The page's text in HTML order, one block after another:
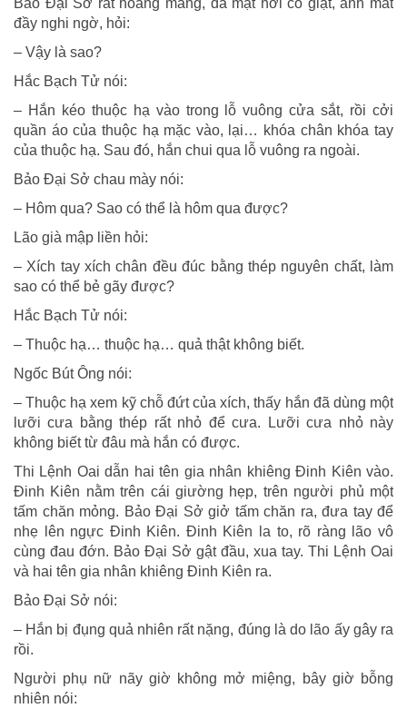
đầy nghi ngờ, hỏi:
– Vậy là sao?
Hắc Bạch Tử nói:
– Hắn kéo thuộc hạ vào trong lỗ vuông cửa sắt, rồi cởi
quần áo của thuộc hạ mặc vào, lại… khóa chân khóa tay
của thuộc hạ. Sau đó, hắn chui qua lỗ vuông ra ngoài.
Bảo Đại Sở chau mày nói:
– Hôm qua? Sao có thể là hôm qua được?
Lão già mập liền hỏi:
– Xích tay xích chân đều đúc bằng thép nguyên chất, làm
sao có thể bẻ gãy được?
Hắc Bạch Tử nói:
– Thuộc hạ… thuộc hạ… quả thật không biết.
Ngốc Bút Ông nói:
– Thuộc hạ xem kỹ chỗ đứt của xích, thấy hắn đã dùng một
lưỡi cưa bằng thép rất nhỏ để cưa. Lưỡi cưa nhỏ này
không biết từ đâu mà hắn có được.
Thi Lệnh Oai dẫn hai tên gia nhân khiêng Đinh Kiên vào.
Đinh Kiên nằm trên cái giường hẹp, trên người phủ một
tấm chăn mỏng. Bảo Đại Sở giở tấm chăn ra, đưa tay để
nhẹ lên ngực Đinh Kiên. Đinh Kiên la to, rõ ràng lão vô
cùng đau đớn. Bảo Đại Sở gật đầu, xua tay. Thi Lệnh Oai
và hai tên gia nhân khiêng Đinh Kiên ra.
Bảo Đại Sở nói:
– Hắn bị đụng quả nhiên rất nặng, đúng là do lão ấy gây ra
rồi.
Người phụ nữ nãy giờ không mở miệng, bây giờ bỗng
nhiên nói: